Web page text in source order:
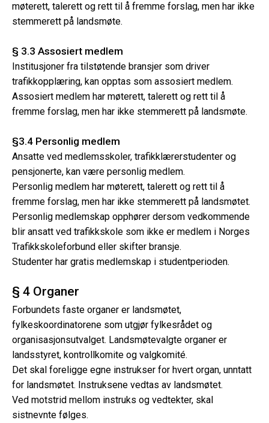
møterett, talerett og rett til å fremme forslag, men har ikke
stemmerett på landsmøte.
§ 3.3 Assosiert medlem
Institusjoner fra tilstøtende bransjer som driver
trafikkopplæring, kan opptas som assosiert medlem.
Assosiert medlem har møterett, talerett og rett til å
fremme forslag, men har ikke stemmerett på landsmøte.
§3.4 Personlig medlem
Ansatte ved medlemsskoler, trafikklærerstudenter og
pensjonerte, kan være personlig medlem.
Personlig medlem har møterett, talerett og rett til å
fremme forslag, men har ikke stemmerett på landsmøtet.
Personlig medlemskap opphører dersom vedkommende
blir ansatt ved trafikkskole som ikke er medlem i Norges
Trafikkskoleforbund eller skifter bransje.
Studenter har gratis medlemskap i studentperioden.
§ 4 Organer
Forbundets faste organer er landsmøtet,
fylkeskoordinatorene som utgjør fylkesrådet og
organisasjonsutvalget. Landsmøtevalgte organer er
landsstyret, kontrollkomite og valgkomité.
Det skal foreligge egne instrukser for hvert organ, unntatt
for landsmøtet. Instruksene vedtas av landsmøtet.
Ved motstrid mellom instruks og vedtekter, skal
sistnevnte følges.